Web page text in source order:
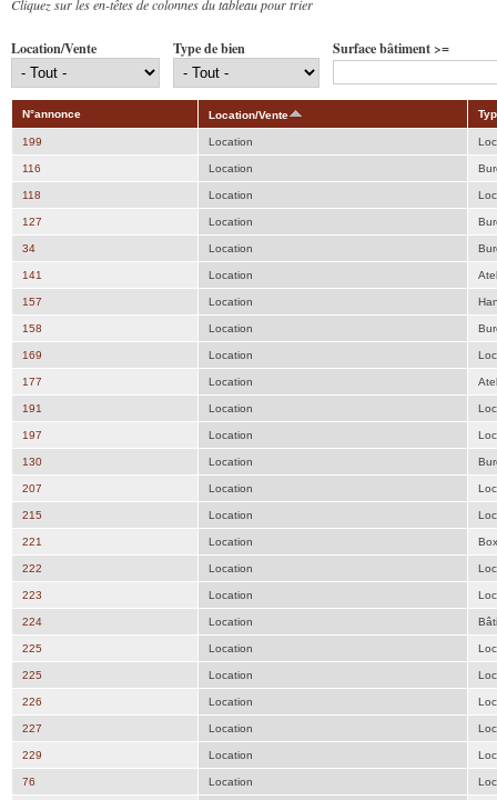
Cliquez sur les en-têtes de colonnes du tableau pour trier
Location/Vente Type de bien Surface bâtiment >=
N°annonce Location/Vente
199 Location
116 Location
118 Location
127 Location
34 Location
141 Location
157 Location
158 Location
169 Location
177 Location
191 Location
197 Location
130 Location
207 Location
215 Location
221 Location Box
222 Location
223 Location
224 Location
225 Location
225 Location
226 Location
227 Location
229 Location
76 Location